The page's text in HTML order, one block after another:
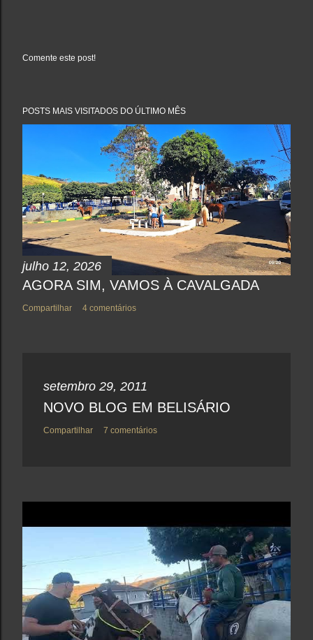
a
e
n
t
á
r
i
o
Comente este post!
POSTS MAIS VISITADOS DO ÚLTIMO MÊS
julho 12, 2026
AGORA SIM, VAMOS À CAVALGADA
Compartilhar 4 comentários
setembro 29, 2011
NOVO BLOG EM BELISÁRIO
Compartilhar 7 comentários